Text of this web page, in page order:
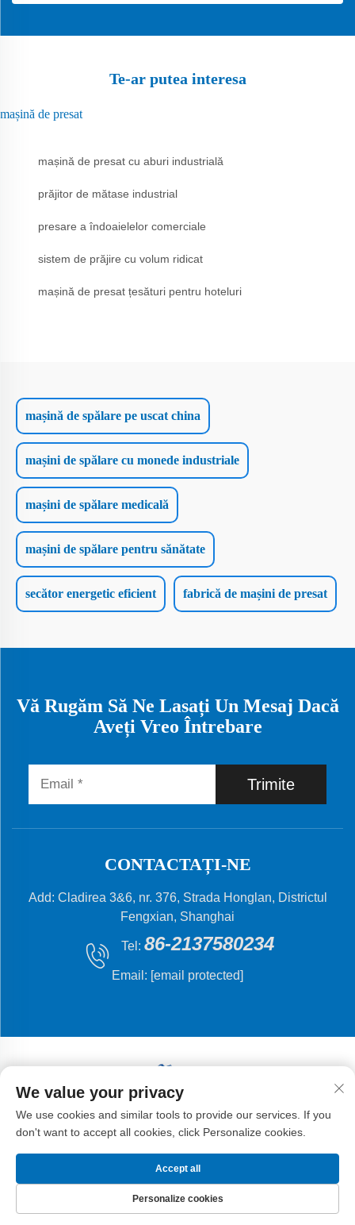
Te-ar putea interesa
mașină de presat
mașină de presat cu aburi industrială
prăjitor de mătase industrial
presare a îndoaielelor comerciale
sistem de prăjire cu volum ridicat
mașină de presat țesături pentru hoteluri
mașină de spălare pe uscat china
mașini de spălare cu monede industriale
mașini de spălare medicală
mașini de spălare pentru sănătate
secător energetic eficient fabrică de mașini de presat
Vă Rugăm Să Ne Lasați Un Mesaj Dacă
Aveți Vreo Întrebare
Trimite
CONTACTAȚI-NE
Add: Cladirea 3&6, nr. 376, Strada Honglan, Districtul
Fengxian, Shanghai
Tel: 86-2137580234
Email: [email protected]
Drepturi de autor © 2024 Shanghai Flying Fish Machinery
Manufacturing Co., Ltd.
PAGINA
PRODUSE E-MAIL TEL
We value your privacy
We use cookies and similar tools to provide our services. If you
don't want to accept all cookies, click Personalize cookies.
Personalize cookies
Accept all